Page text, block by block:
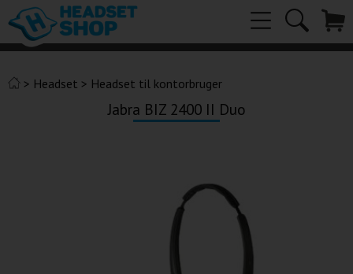
> Headset > Headset til kontorbruger
Jabra BIZ 2400 II Duo